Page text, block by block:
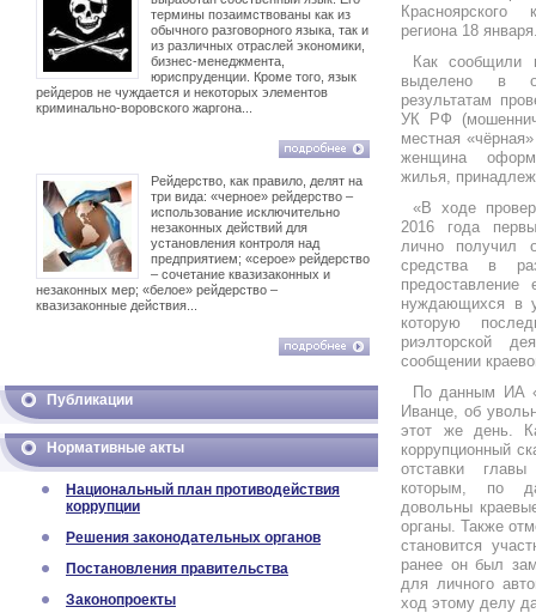
термины позаимствованы как из
обычного разговорного языка, так и
из различных отраслей экономики,
бизнес-менеджмента,
юриспруденции. Кроме того, язык
рейдеров не чуждается и некоторых элементов
криминально-воровского жаргона...
Рейдерство, как правило, делят на
три вида: «черное» рейдерство –
использование исключительно
незаконных действий для
установления контроля над
предприятием; «серое» рейдерство
– сочетание квазизаконных и
незаконных мер; «белое» рейдерство –
квазизаконные действия...
Публикации
Нормативные акты
Национальный план противодействия
коррупции
Решения законодательных органов
Постановления правительства
Законопроекты
Красноярского
региона 18
Как сообщили
выделено в
результатам
УК РФ
местная
женщина
жилья,
«В ходе
2016 года
лично получил
средства в
нуждающихся в
которую
риэлторской
сообщении
По данным ИА
Иванце, об
этот же день.
коррупционный
отставки
которым, по
довольны
органы. Также
становится
ранее он был
для личного
ход этому делу